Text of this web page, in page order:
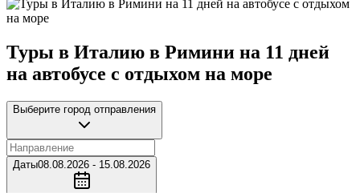
Туры в Италию в Римини на 11 дней
на автобусе с отдыхом на море
Выберите город отправления
Даты08.08.2026 - 15.08.2026